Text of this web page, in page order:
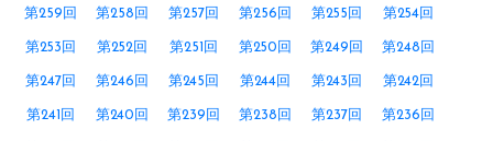
第259回 第258回 第257回 第256回 第255回 第254回
第253回 第252回 第251回 第250回 第249回 第248回
第247回 第246回 第245回 第244回 第243回 第242回
第241回 第240回 第239回 第238回 第237回 第236回